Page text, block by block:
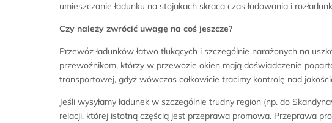
umieszczanie ładunku na stojakach skraca czas ładowania i
Czy należy zwrócić uwagę na coś jeszcze?
Przewóz ładunków łatwo tłukących i szczególnie narażonych na
przewoźnikom, którzy w przewozie okien mają doświadczenie
transportowej, gdyż wówczas całkowicie tracimy kontrolę nad
Jeśli wysyłamy ładunek w szczególnie trudny region (np. do
relacji, której istotną częścią jest przeprawa promowa. Przeprawa